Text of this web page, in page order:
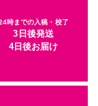
時までの入稿・校了
3日後発送
4日後お届け